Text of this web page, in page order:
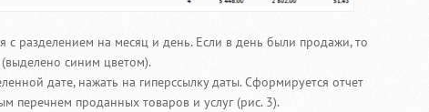
с разделением на месяц и день. Если в день были продажи, то
синим цветом).
дате, нажать на гиперссылку даты. Сформируется отчет
перечнем проданных товаров и услуг (рис. 3).